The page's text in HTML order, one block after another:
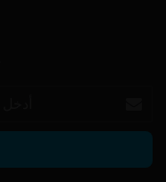
الإلكتروني